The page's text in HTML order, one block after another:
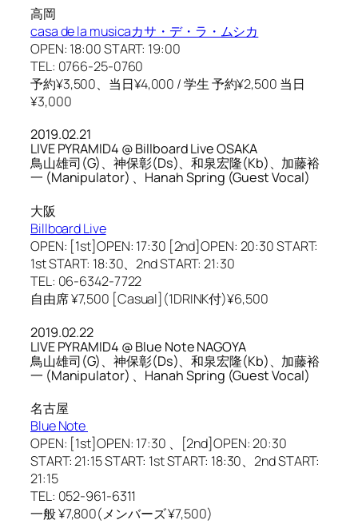
高岡
casa de la musicaカサ・デ・ラ・ムシカ
OPEN: 18:00 START: 19:00
TEL: 0766-25-0760
予約¥3,500、当日¥4,000 / 学生 予約¥2,500 当日
¥3,000
2019.02.21
LIVE PYRAMID4 @ Billboard Live OSAKA
鳥山雄司(G)、神保彰(Ds)、和泉宏隆(Kb)、加藤裕
一 (Manipulator) 、Hanah Spring (Guest Vocal)
大阪
Billboard Live
OPEN: [1st]OPEN: 17:30 [2nd]OPEN: 20:30 START:
1st START: 18:30、2nd START: 21:30
TEL: 06-6342-7722
自由席 ¥7,500 [Casual](1DRINK付)¥6,500
2019.02.22
LIVE PYRAMID4 @ Blue Note NAGOYA
鳥山雄司(G)、神保彰(Ds)、和泉宏隆(Kb)、加藤裕
一 (Manipulator) 、Hanah Spring (Guest Vocal)
名古屋
Blue Note
OPEN: [1st]OPEN: 17:30 、[2nd]OPEN: 20:30
START: 21:15 START: 1st START: 18:30、2nd START:
21:15
TEL: 052-961-6311
一般 ¥7,800(メンバーズ ¥7,500)